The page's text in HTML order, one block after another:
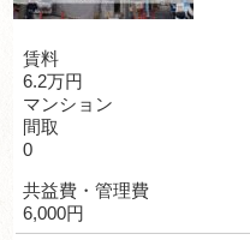
賃料
6.2万円
マンション
間取
0
共益費・管理費
6,000円